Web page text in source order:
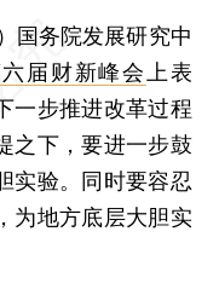
国务院发展研究中
届财新峰会 上表
一步推进改革过程
之下，要进一步鼓
实验。同时要容忍
为地方底层大胆实